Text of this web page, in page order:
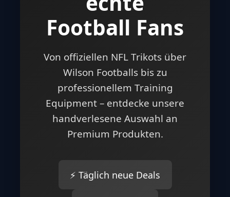
Football Fans
Von offiziellen NFL Trikots über
Wilson Footballs bis zu
professionellem Training
Equipment – entdecke unsere
handverlesene Auswahl an
Premium Produkten.
⚡ Täglich neue Deals